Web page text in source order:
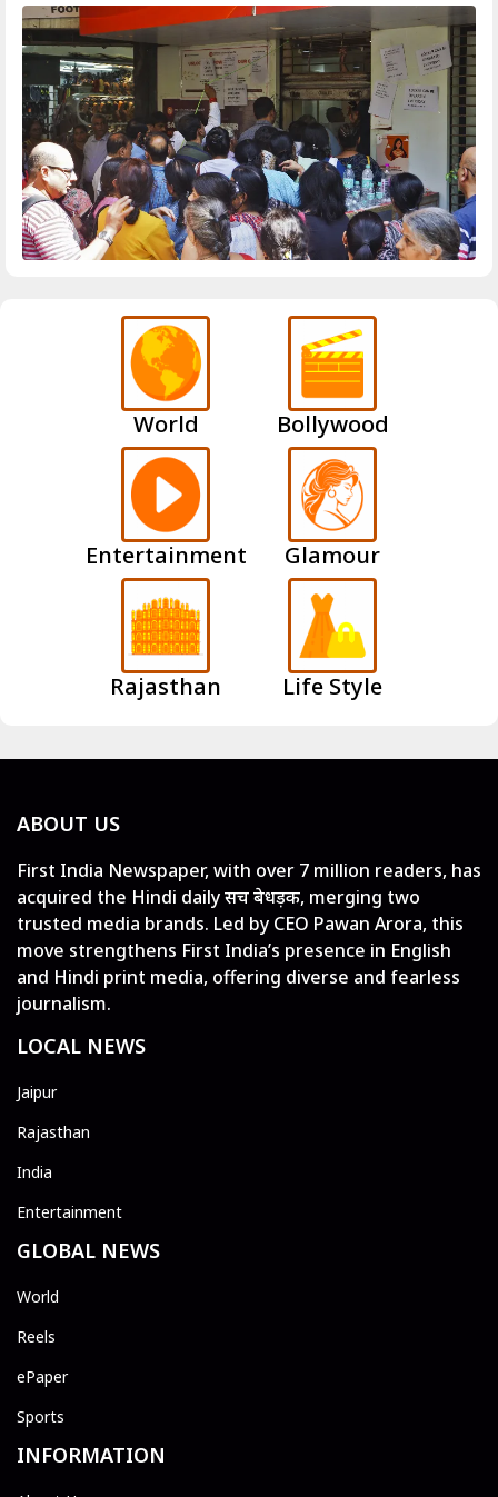
World Bollywood
Entertainment Glamour
Rajasthan Life Style
ABOUT US
First India Newspaper, with over 7 million readers, has
acquired the Hindi daily सच बेधड़क, merging two
trusted media brands. Led by CEO Pawan Arora, this
move strengthens First India’s presence in English
and Hindi print media, offering diverse and fearless
journalism.
LOCAL NEWS
Jaipur
Rajasthan
India
Entertainment
GLOBAL NEWS
World
Reels
ePaper
Sports
INFORMATION